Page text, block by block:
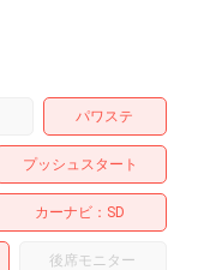
パワステ
プッシュスタート
カーナビ SD
後席モニター